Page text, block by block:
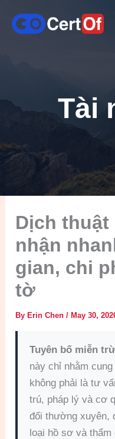
Tài
Dịch
nhận
gian, chi
tờ
ByErin Chen/May 30,
Tuyên bố miễn
này chỉ nhằm
không phải là tư
trú, pháp lý và cơ
đổi thường xuyên,
loại hồ sơ và